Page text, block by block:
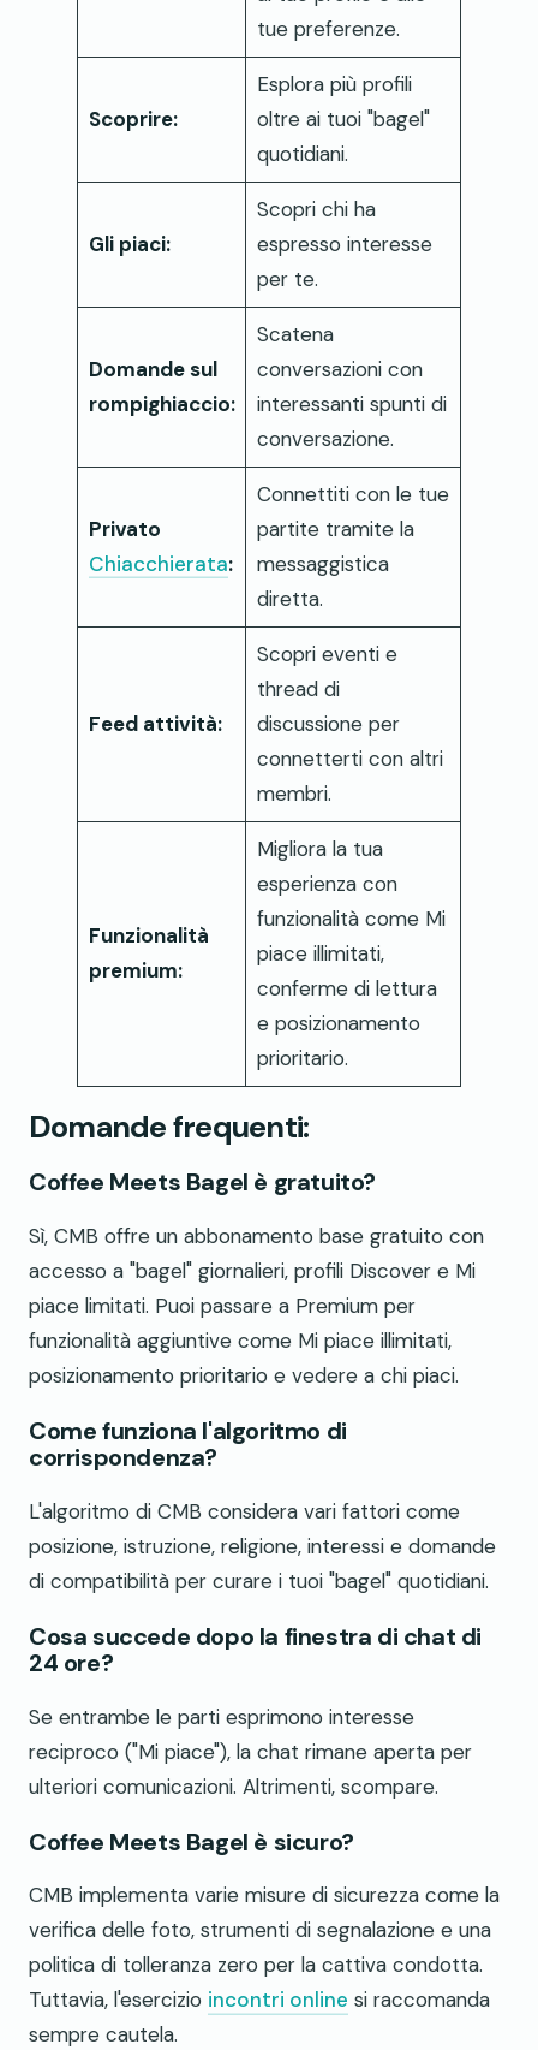
tue preferenze.
Scoprire:
Esplora più profili
oltre ai tuoi "bagel"
quotidiani.
Gli piaci:
Scopri chi ha
espresso interesse
per te.
Domande sul
rompighiaccio:
Scatena
conversazioni con
interessanti spunti di
conversazione.
Privato
Chiacchierata:
Connettiti con le tue
partite tramite la
messaggistica
diretta.
Feed attività:
Scopri eventi e
thread di
discussione per
connetterti con altri
membri.
Funzionalità
premium:
Migliora la tua
esperienza con
funzionalità come Mi
piace illimitati,
conferme di lettura
e posizionamento
prioritario.
Domande frequenti:
Coffee Meets Bagel è gratuito?
Sì, CMB offre un abbonamento base gratuito con
accesso a "bagel" giornalieri, profili Discover e Mi
piace limitati. Puoi passare a Premium per
funzionalità aggiuntive come Mi piace illimitati,
posizionamento prioritario e vedere a chi piaci.
Come funziona l'algoritmo di
corrispondenza?
L'algoritmo di CMB considera vari fattori come
posizione, istruzione, religione, interessi e domande
di compatibilità per curare i tuoi "bagel" quotidiani.
Cosa succede dopo la finestra di chat di
24 ore?
Se entrambe le parti esprimono interesse
reciproco ("Mi piace"), la chat rimane aperta per
ulteriori comunicazioni. Altrimenti, scompare.
Coffee Meets Bagel è sicuro?
CMB implementa varie misure di sicurezza come la
verifica delle foto, strumenti di segnalazione e una
politica di tolleranza zero per la cattiva condotta.
Tuttavia, l'esercizio incontri online si raccomanda
sempre cautela.